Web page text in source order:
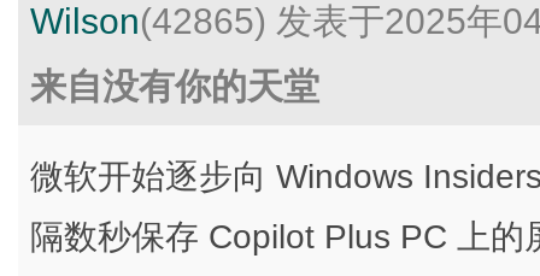
Wilson(42865) 发表于2025年
来自没有你的天堂
微软开始逐步向 Windows
隔数秒保存 Copilot Plus PC 上